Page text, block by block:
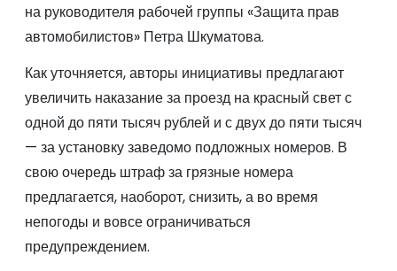
на руководителя рабочей группы «Защита прав
автомобилистов» Петра Шкуматова.
Как уточняется, авторы инициативы предлагают
увеличить наказание за проезд на красный свет с
одной до пяти тысяч рублей и с двух до пяти тысяч
— за установку заведомо подложных номеров. В
свою очередь штраф за грязные номера
предлагается, наоборот, снизить, а во время
непогоды и вовсе ограничиваться
предупреждением.